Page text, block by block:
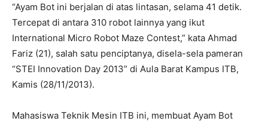
“Ayam Bot ini berjalan di atas lintasan, selama 41 detik.
Tercepat di antara 310 robot lainnya yang ikut
International Micro Robot Maze Contest,” kata Ahmad
Fariz (21), salah satu penciptanya, disela-sela pameran
“STEI Innovation Day 2013” di Aula Barat Kampus ITB,
Kamis (28/11/2013).
Mahasiswa Teknik Mesin ITB ini, membuat Ayam Bot